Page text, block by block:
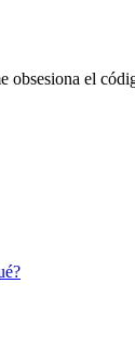
obsesiona el